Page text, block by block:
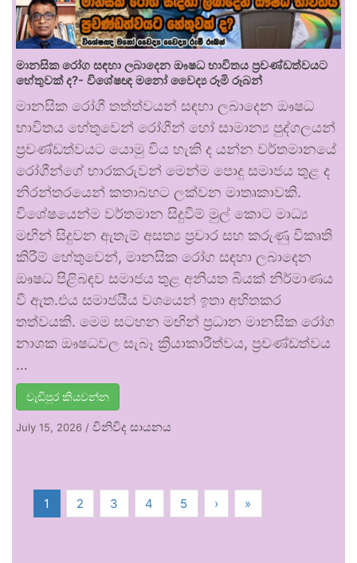
මානසික රෝග සඳහා ලබාදෙන ඖෂධ භාවිතය ප්‍රචණ්ඩත්වයට
හේතුවක් ද?- විශේෂඥ මනෝ වෛද්‍ය රූමි රූබන්
මානසික රෝගී තත්ත්වයන් සඳහා ලබාදෙන ඖෂධ
භාවිතය හේතුවෙන් රෝගීන් හෝ සාමාන්‍ය පුද්ගලයන්
ප්‍රචණ්ඩත්වයට යොමු විය හැකි ද යන්න වර්තමානයේ
රෝගීන්ගේ භාරකරුවන් මෙන්ම පොදු සමාජය තුළ ද
නිරන්තරයෙන් කතාබහට ලක්වන මාතෘකාවකි.
විශේෂයෙන්ම වර්තමාන සිදුවීම් මුල් කොට මාධ්‍ය
මඟින් සිදුවන ඇතැම් අසත්‍ය ප්‍රචාර සහ කරුණු විකෘති
කිරීම් හේතුවෙන්, මානසික රෝග සඳහා ලබාදෙන
ඖෂධ පිළිබඳව සමාජය තුළ අනියත බියක් නිර්මාණය
වී ඇත.එය සමාජයීය වශයෙන් ඉතා අහිතකර
තත්වයකි. මෙම සටහන මඟින් ප්‍රධාන මානසික රෝග
නාශක ඖෂධවල සැබෑ ක්‍රියාකාරීත්වය, ප්‍රචණ්ඩත්වය
…
වැඩිපුර කියවන්න
July 15, 2026 / විනිවිද සායනය
1 2 3 4 5 › »